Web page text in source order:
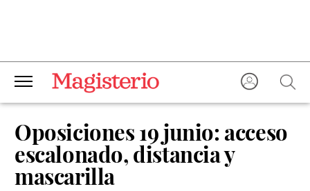
Oposiciones 19 junio: acceso
escalonado, distancia y
mascarilla